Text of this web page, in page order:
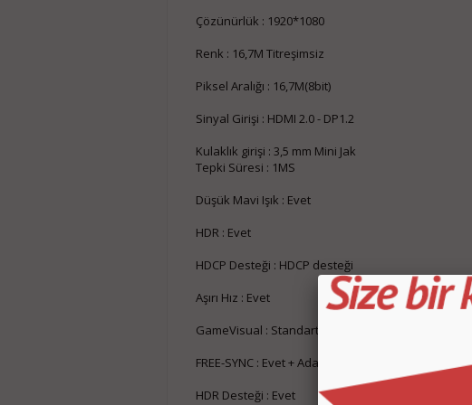
Çözünürlük : 1920*1080
Renk : 16,7M Titreşimsiz
Piksel Aralığı : 16,7M(8bit)
Sinyal Girişi : HDMI 2.0 - DP1.2
Kulaklık girişi : 3,5 mm Mini Jak
Tepki Süresi : 1MS
Düşük Mavi Işık : Evet
HDR : Evet
HDCP Desteği : HDCP desteği
Aşırı Hız : Evet
GameVisual : Standart/Film/Fotoğraf/Oyun/FPS/RTS
FREE-SYNC : Evet + Adaptive-Sync
HDR Desteği : Evet